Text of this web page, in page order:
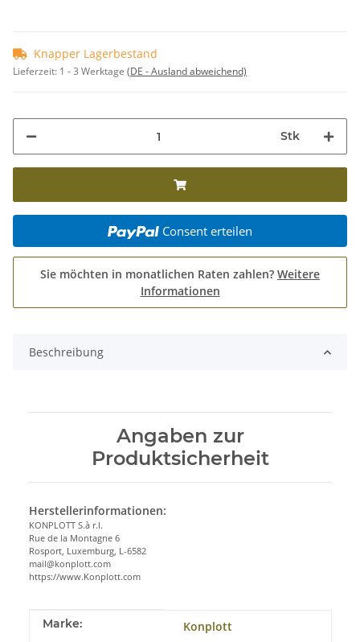
Knapper Lagerbestand
Lieferzeit: 1 - 3 Werktage (DE - Ausland abweichend)
Stk
Consent erteilen
Sie möchten in monatlichen Raten zahlen? Weitere
Informationen
Beschreibung
Angaben zur
Produktsicherheit
Herstellerinformationen:
KONPLOTT S.à r.l.
Rue de la Montagne 6
Rosport, Luxemburg, L-6582
mail@konplott.com
https://www.Konplott.com
Produkteigenschaft
Wert
Marke: Konplott